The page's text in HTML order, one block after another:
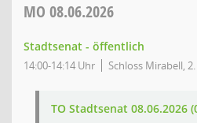
MO 08.06.2026
Stadtsenat - öffentlich
14:00-14:14 Uhr Schloss Mirabell,
TO Stadtsenat 08.06.2026